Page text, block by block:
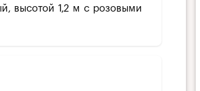
высотой 1,2 м с розовыми